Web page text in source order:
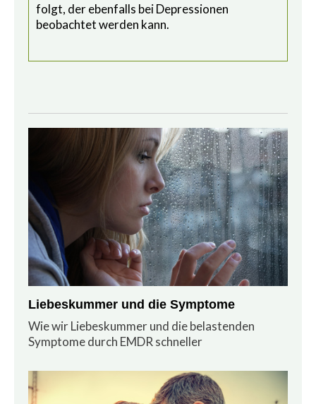
folgt, der ebenfalls bei Depressionen
beobachtet werden kann.
Liebeskummer und die Symptome
Wie wir Liebeskummer und die belastenden
Symptome durch EMDR schneller